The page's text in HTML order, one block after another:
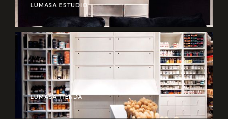
LUMASA ESTUDIO
LUMASA TIENDA